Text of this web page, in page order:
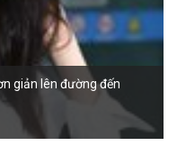
giản lên đường đến